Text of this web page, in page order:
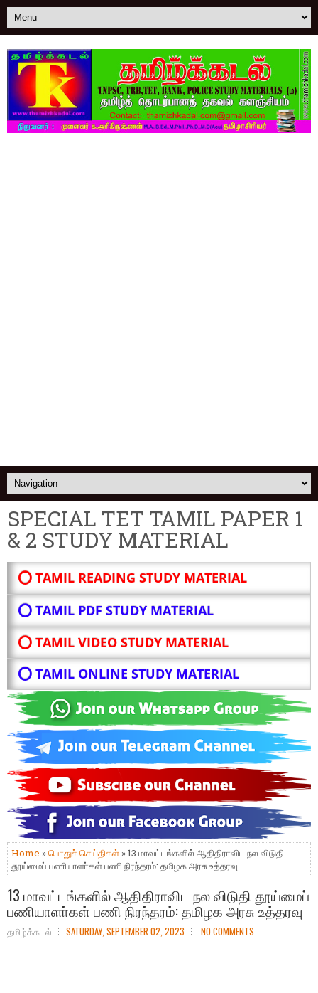
SPECIAL TET TAMIL PAPER 1
& 2 STUDY MATERIAL
⭕ TAMIL READING STUDY MATERIAL
⭕ TAMIL PDF STUDY MATERIAL
⭕ TAMIL VIDEO STUDY MATERIAL
⭕ TAMIL ONLINE STUDY MATERIAL
Home »பொதுச் செய்திகள் » 13 மாவட்டங்களில் ஆதிதிராவிட நல விடுதி
தூய்மைப் பணியாளா்கள் பணி நிரந்தரம்: தமிழக அரசு உத்தரவு
13 மாவட்டங்களில் ஆதிதிராவிட நல விடுதி தூய்மைப்
பணியாளா்கள் பணி நிரந்தரம்: தமிழக அரசு உத்தரவு
தமிழ்க்கடல் SATURDAY, SEPTEMBER 02, 2023 NO COMMENTS